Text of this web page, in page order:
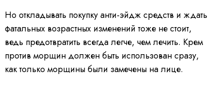
Но откладывать покупку анти-эйдж средств и ждать
фатальных возрастных изменений тоже не стоит,
ведь предотвратить всегда легче, чем лечить. Крем
против морщин должен быть использован сразу,
как только морщины были замечены на лице.